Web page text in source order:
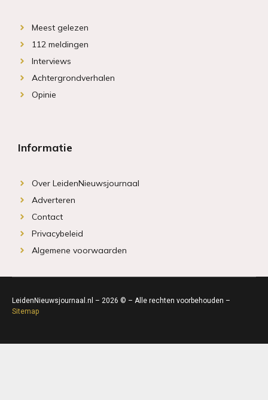
Meest gelezen
112 meldingen
Interviews
Achtergrondverhalen
Opinie
Informatie
Over LeidenNieuwsjournaal
Adverteren
Contact
Privacybeleid
Algemene voorwaarden
LeidenNieuwsjournaal.nl – 2026 © – Alle rechten voorbehouden –
Sitemap